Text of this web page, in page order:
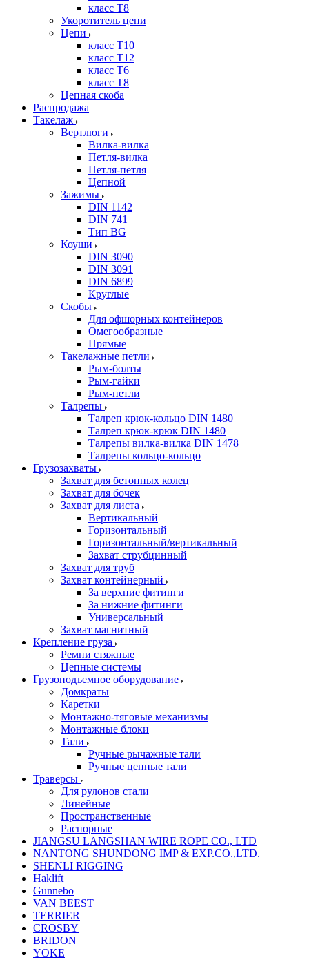
класс Т8
Укоротитель цепи
Цепи
класс Т10
класс Т12
класс Т6
класс Т8
Цепная скоба
Распродажа
Такелаж
Вертлюги
Вилка-вилка
Петля-вилка
Петля-петля
Цепной
Зажимы
DIN 1142
DIN 741
Тип BG
Коуши
DIN 3090
DIN 3091
DIN 6899
Круглые
Скобы
Для офшорных контейнеров
Омегообразные
Прямые
Такелажные петли
Рым-болты
Рым-гайки
Рым-петли
Талрепы
Талреп крюк-кольцо DIN 1480
Талреп крюк-крюк DIN 1480
Талрепы вилка-вилка DIN 1478
Талрепы кольцо-кольцо
Грузозахваты
Захват для бетонных колец
Захват для бочек
Захват для листа
Вертикальный
Горизонтальный
Горизонтальный/вертикальный
Захват струбцинный
Захват для труб
Захват контейнерный
За верхние фитинги
За нижние фитинги
Универсальный
Захват магнитный
Крепление груза
Ремни стяжные
Цепные системы
Грузоподъемное оборудование
Домкраты
Каретки
Монтажно-тяговые механизмы
Монтажные блоки
Тали
Ручные рычажные тали
Ручные цепные тали
Траверсы
Для рулонов стали
Линейные
Пространственные
Распорные
JIANGSU LANGSHAN WIRE ROPE CO., LTD
NANTONG SHUNDONG IMP & EXP.CO.,LTD.
SHENLI RIGGING
Haklift
Gunnebo
VAN BEEST
TERRIER
CROSBY
BRIDON
YOKE